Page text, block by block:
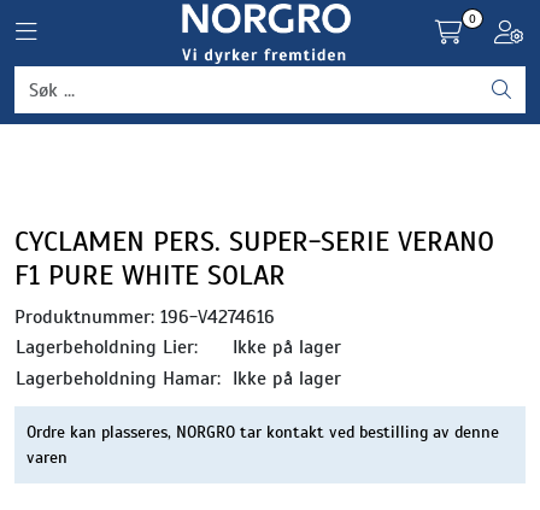
Toggle navigation
0
CYCLAMEN PERS. SUPER-SERIE VERANO
F1 PURE WHITE SOLAR
Produktnummer: 196-V4274616
Lagerbeholdning Lier:
Ikke på lager
Lagerbeholdning Hamar: Ikke på lager
Ordre kan plasseres, NORGRO tar kontakt ved bestilling av denne
varen
Grønnsaker
Frukt og bær
Blomster, potter og brett
Driftsmidler